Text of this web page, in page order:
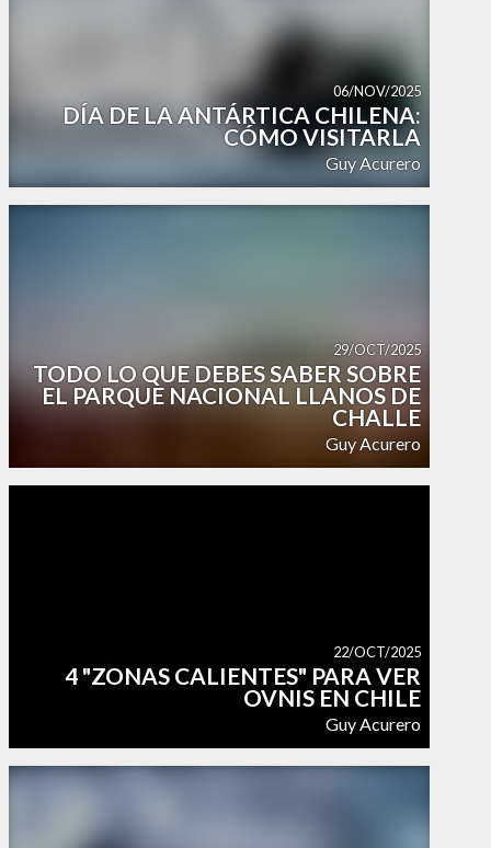
DÍA DE LA ANTÁRTICA CHILENA:
CÓMO VISITARLA
Guy Acurero
06/NOV/2025
TODO LO QUE DEBES SABER SOBRE
EL PARQUE NACIONAL LLANOS DE
CHALLE
Guy Acurero
29/OCT/2025
4 "ZONAS CALIENTES" PARA VER
OVNIS EN CHILE
Guy Acurero
22/OCT/2025